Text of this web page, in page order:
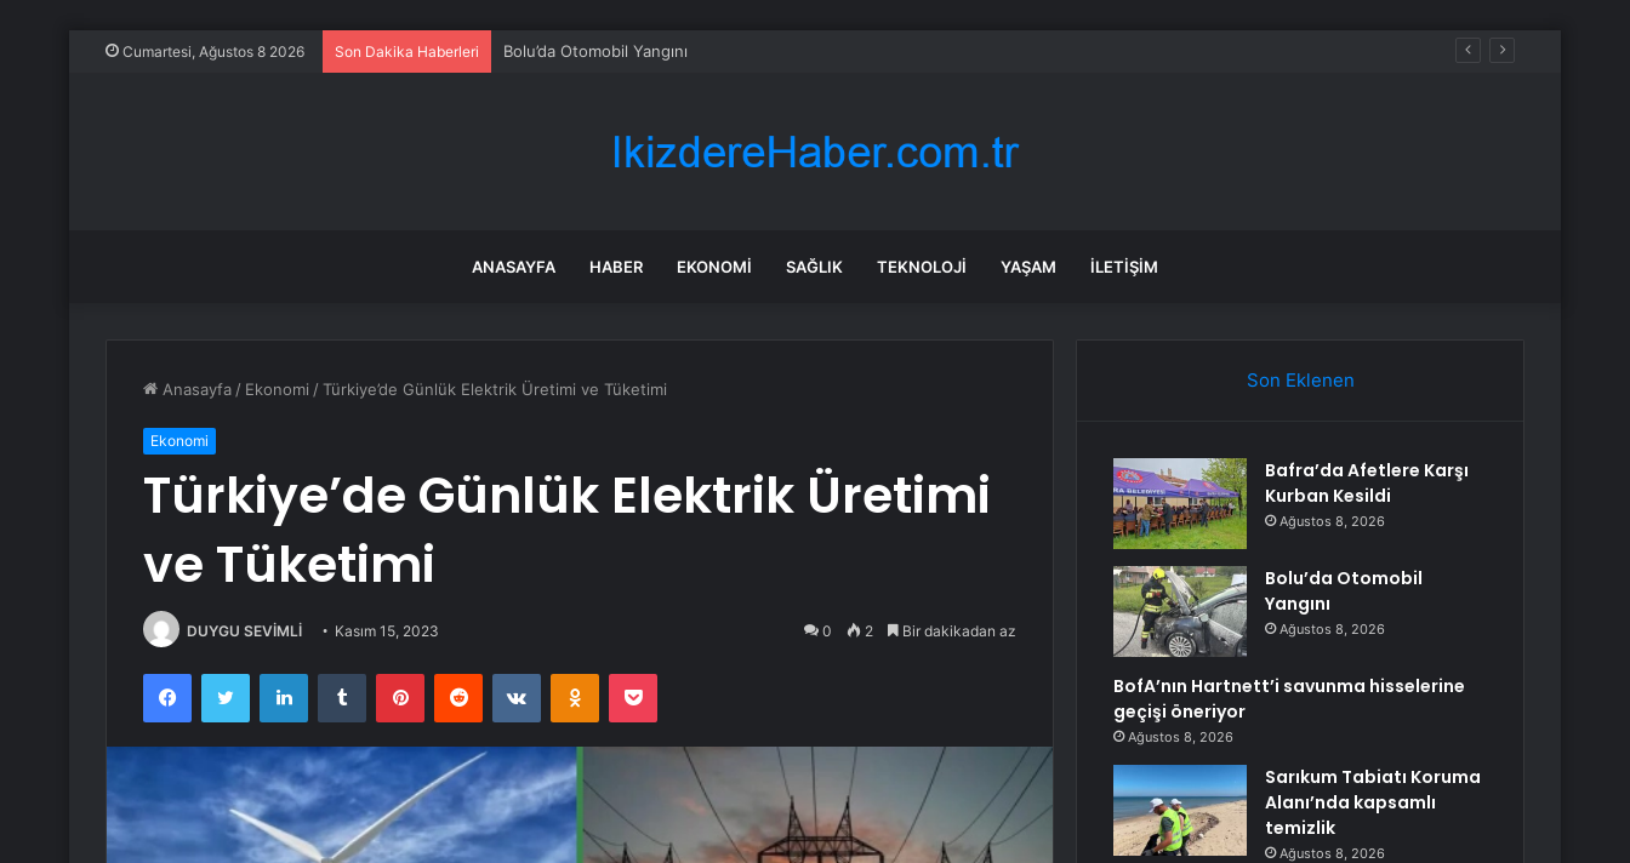
Cumartesi, Ağustos 8 2026 Son Dakika Haberleri Bolu’da Otomobil Yangını
ANASAYFA HABER EKONOMI SAĞLIK TEKNOLOJI YAŞAM İLETIŞIM
Anasayfa / Ekonomi /Türkiye’de Günlük Elektrik Üretimi ve Tüketimi
Ekonomi
Türkiye’de Günlük Elektrik Üretimi
ve Tüketimi
DUYGU SEVİMLİ Kasım 15, 2023 0 2 Bir dakikadan az
FacebookTwitter LinkedInTumblr PinterestReddit VKontakteOdnoklassniki
Pocket
Son Eklenen
Bafra’da Afetlere Karşı
Kurban Kesildi
Ağustos 8, 2026
Bolu’da Otomobil
Yangını
Ağustos 8, 2026
BofA’nın Hartnett’i savunma hisselerine
geçişi öneriyor
Ağustos 8, 2026
Sarıkum Tabiatı Koruma
Alanı’nda kapsamlı
temizlik
Ağustos 8, 2026